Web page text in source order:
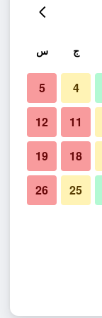
ج س
4
5
11
12
18
19
25
26